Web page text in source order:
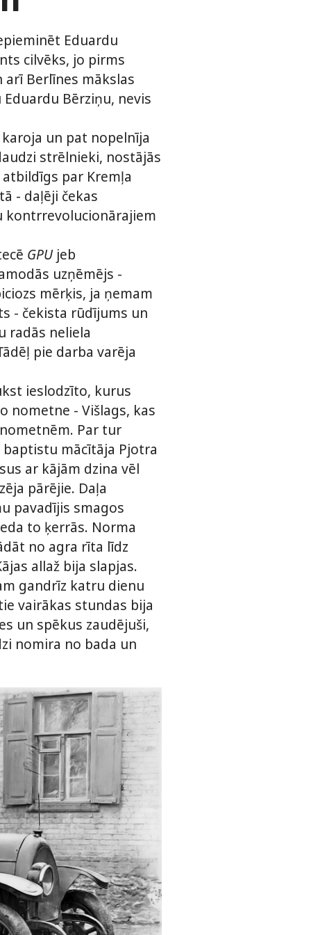
Eduardu
cilvēks, jo pirms
arī Berlīnes mākslas
Bērziņu, nevis
un pat nopelnīja
strēlnieki, nostājās
par Kremļa
- daļēji čekas
kontrrevolucionārajiem
GPUjeb
uzņēmējs -
mērķis, ja ņemam
- čekista rūdījums un
radās neliela
pie darba varēja
ieslodzīto, kurus
nometne - Višlags, kas
Par tur
mācītāja Pjotra
ar kājām dzina vēl
pārējie. Daļa
pavadījis smagos
to ķerrās. Norma
no agra rīta līdz
allaž bija slapjas.
gandrīz katru dienu
vairākas stundas bija
un spēkus zaudējuši,
nomira no bada un